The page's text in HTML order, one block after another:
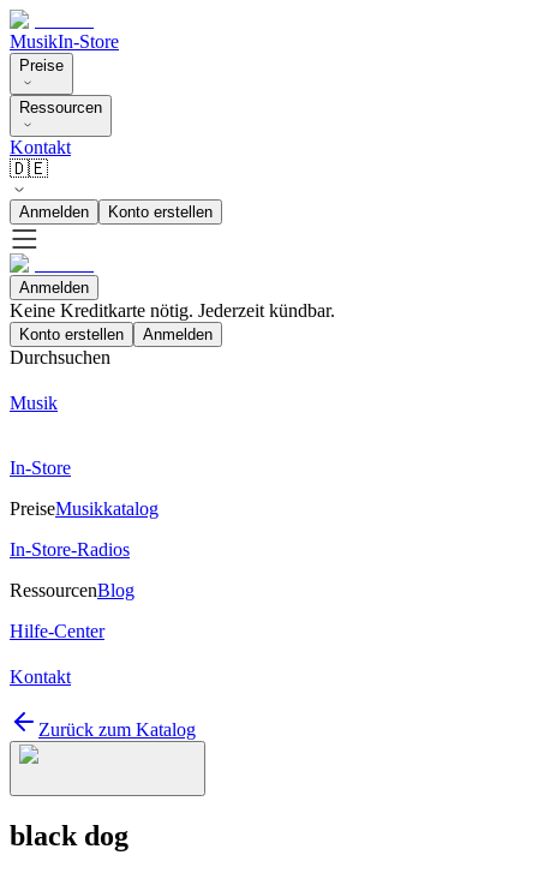
MusikIn-Store
Preise
Ressourcen
Kontakt
🇩🇪
Anmelden Konto erstellen
Anmelden
Keine Kreditkarte nötig. Jederzeit kündbar.
Konto erstellen Anmelden
Durchsuchen
Musik
In-Store
PreiseMusikkatalog
In-Store-Radios
RessourcenBlog
Hilfe-Center
Kontakt
Zurück zum Katalog
black dog